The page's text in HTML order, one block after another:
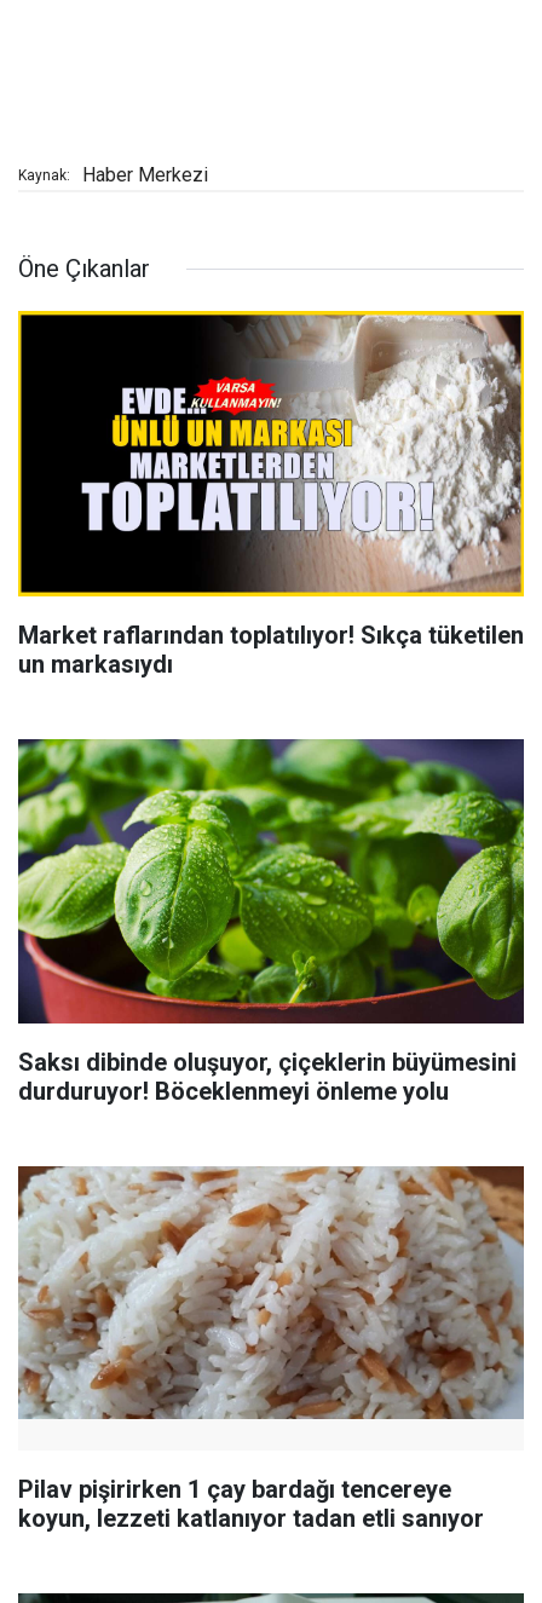
Kaynak: Haber Merkezi
Öne Çıkanlar
Market raflarından toplatılıyor! Sıkça tüketilen
un markasıydı
Saksı dibinde oluşuyor, çiçeklerin büyümesini
durduruyor! Böceklenmeyi önleme yolu
Pilav pişirirken 1 çay bardağı tencereye
koyun, lezzeti katlanıyor tadan etli sanıyor